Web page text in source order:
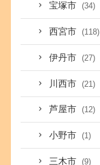
宝塚市 (34)
西宮市 (118)
伊丹市 (27)
川西市 (21)
芦屋市 (12)
小野市 (1)
三木市 (9)